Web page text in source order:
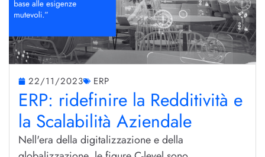
22/11/2023 ERP
ERP: ridefinire la Redditività e
la Scalabilità Aziendale
Nell'era della digitalizzazione e della